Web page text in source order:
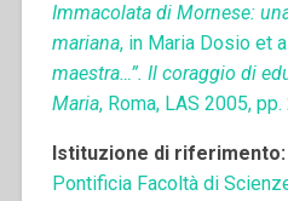
Immacolata di Mornese:
mariana, in Maria Dosio et
maestra…”. Il coraggio di
Maria, Roma, LAS 2005,
Istituzione di riferimento:
Pontificia Facoltà di